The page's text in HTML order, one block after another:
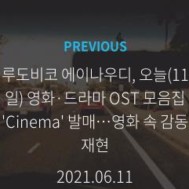
PREVIOUS
루도비코 에이나우디, 오늘(11
일) 영화·드라마 OST 모음집
'Cinema' 발매…영화 속 감동
재현
2021.06.11